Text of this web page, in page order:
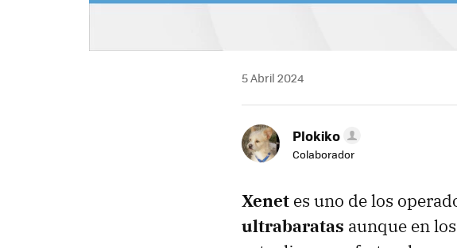
5 Abril 2024
Plokiko
Colaborador
Xenet es uno de los
ultrabaratas aunque en